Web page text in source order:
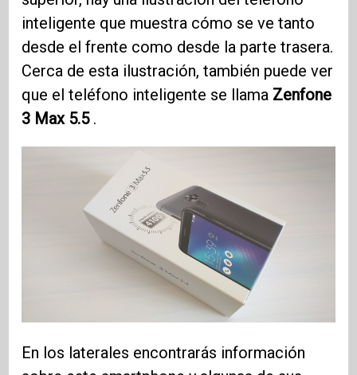
inteligente que muestra cómo se ve tanto
desde el frente como desde la parte trasera.
Cerca de esta ilustración, también puede ver
que el teléfono inteligente se llama Zenfone
3 Max 5.5.
En los laterales encontrarás información